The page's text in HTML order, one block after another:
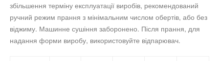
збільшення терміну експлуатації виробів, рекомендований
ручний режим прання з мінімальним числом обертів, або без
віджиму. Машинне сушіння заборонено. Після прання, для
надання форми виробу, використовуйте відпарювач.